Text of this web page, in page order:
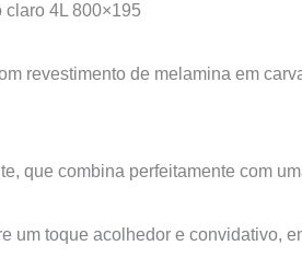
claro 4L 800×195
revestimento de melamina em
que combina perfeitamente com
um toque acolhedor e convidativo,